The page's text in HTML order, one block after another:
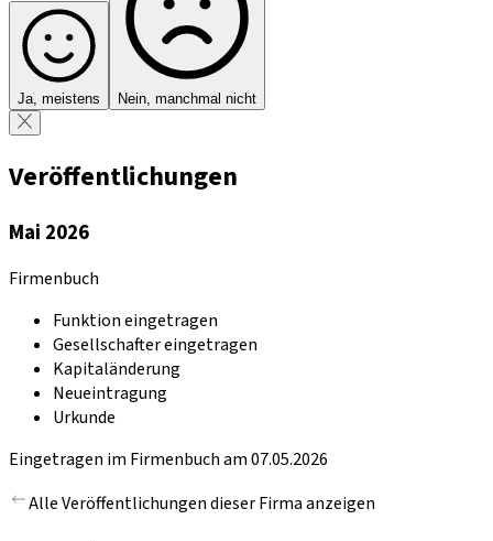
Ja, meistens Nein, manchmal nicht
Veröffentlichungen
Mai 2026
Firmenbuch
Funktion eingetragen
Gesellschafter eingetragen
Kapitaländerung
Neueintragung
Urkunde
Eingetragen im Firmenbuch am 07.05.2026
Alle Veröffentlichungen dieser Firma anzeigen